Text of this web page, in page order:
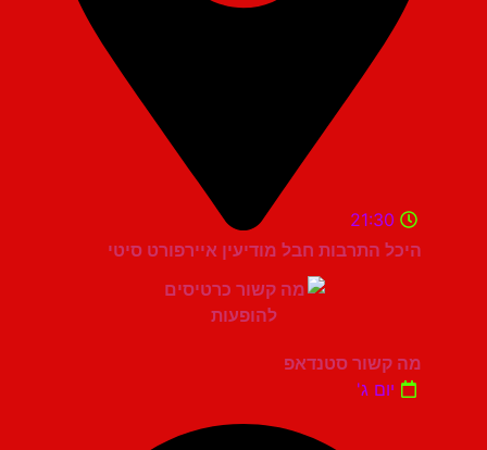
היכל התרבות חבל מודיעין איירפורט סיטי
21:30
מה קשור סטנדאפ
יום ג'